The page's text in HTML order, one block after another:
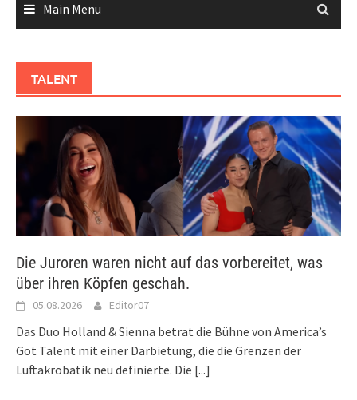
Main Menu
TALENT
Die Juroren waren nicht auf das vorbereitet, was
über ihren Köpfen geschah.
05.08.2026 Editor07
Das Duo Holland & Sienna betrat die Bühne von America’s
Got Talent mit einer Darbietung, die die Grenzen der
Luftakrobatik neu definierte. Die [...]